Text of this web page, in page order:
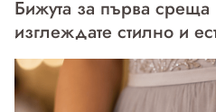
Бижута за първа
изглеждате стилно и